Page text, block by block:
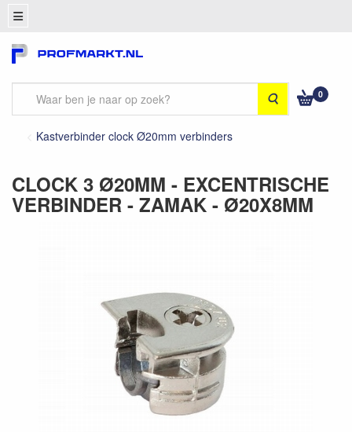
Zoeken 0
Kastverbinder clock Ø20mm verbinders
CLOCK 3 Ø20MM - EXCENTRISCHE
VERBINDER - ZAMAK - Ø20X8MM